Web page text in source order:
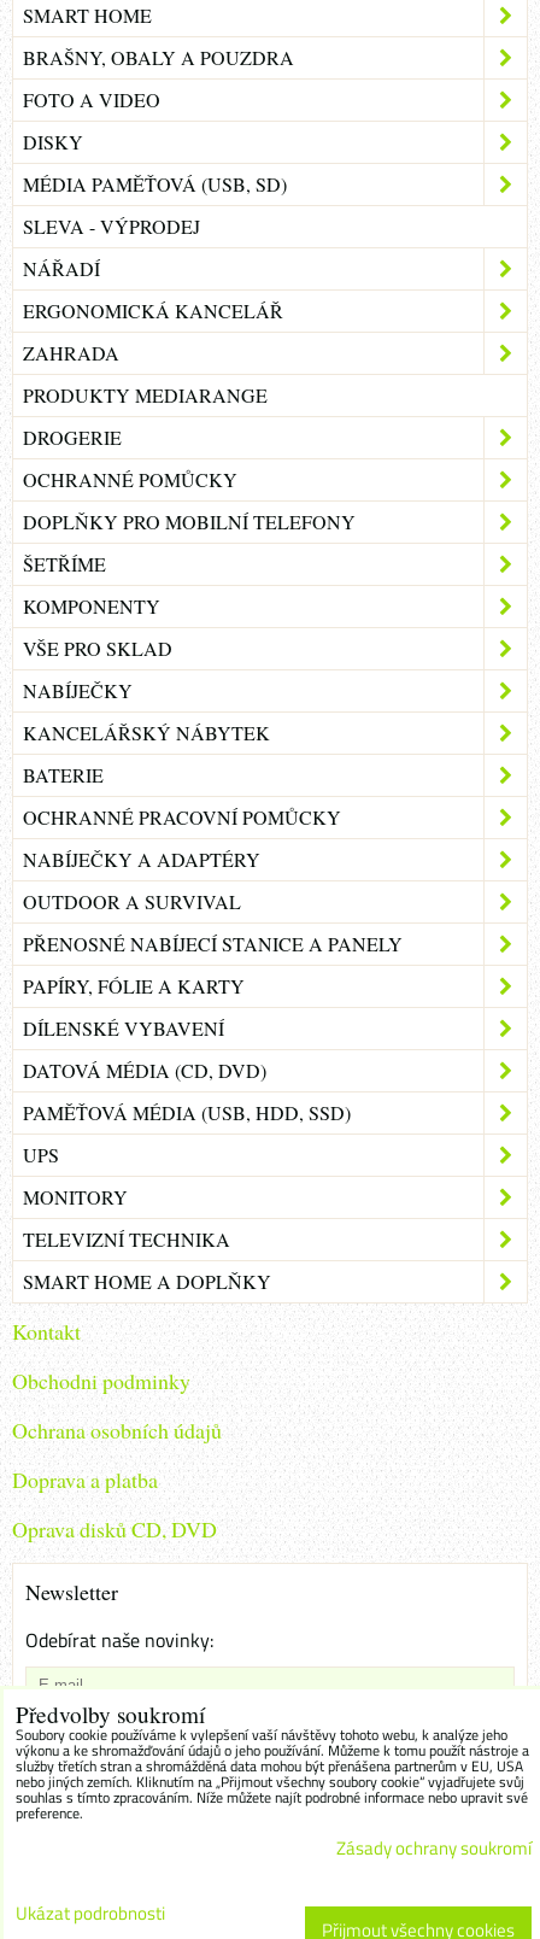
SMART HOME
BRAŠNY, OBALY A POUZDRA
FOTO A VIDEO
DISKY
MÉDIA PAMĚŤOVÁ (USB, SD)
SLEVA - VÝPRODEJ
NÁŘADÍ
ERGONOMICKÁ KANCELÁŘ
ZAHRADA
PRODUKTY MEDIARANGE
DROGERIE
OCHRANNÉ POMŮCKY
DOPLŇKY PRO MOBILNÍ TELEFONY
ŠETŘÍME
KOMPONENTY
VŠE PRO SKLAD
NABÍJEČKY
KANCELÁŘSKÝ NÁBYTEK
BATERIE
OCHRANNÉ PRACOVNÍ POMŮCKY
NABÍJEČKY A ADAPTÉRY
OUTDOOR A SURVIVAL
PŘENOSNÉ NABÍJECÍ STANICE A PANELY
PAPÍRY, FÓLIE A KARTY
DÍLENSKÉ VYBAVENÍ
DATOVÁ MÉDIA (CD, DVD)
PAMĚŤOVÁ MÉDIA (USB, HDD, SSD)
UPS
MONITORY
TELEVIZNÍ TECHNIKA
SMART HOME A DOPLŇKY
Kontakt
Obchodni podminky
Ochrana osobních údajů
Doprava a platba
Oprava disků CD, DVD
Newsletter
Odebírat naše novinky:
Chci se přihlásit k odběru novinek e-mailem
Odebírat
Předvolby soukromí
Soubory cookie používáme k vylepšení vaší návštěvy tohoto webu, k analýze jeho
výkonu a ke shromažďování údajů o jeho používání. Můžeme k tomu použít nástroje a
služby třetích stran a shromážděná data mohou být přenášena partnerům v EU, USA
nebo jiných zemích. Kliknutím na „Přijmout všechny soubory cookie“ vyjadřujete svůj
souhlas s tímto zpracováním. Níže můžete najít podrobné informace nebo upravit své
preference.
Zásady ochrany soukromí
Ukázat podrobnosti
Přijmout všechny cookies